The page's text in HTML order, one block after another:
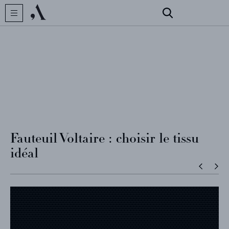
Fauteuil Voltaire : choisir le tissu
idéal